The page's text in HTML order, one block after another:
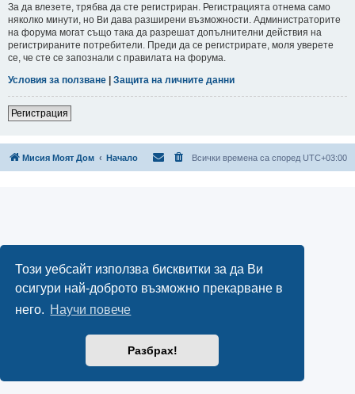
Този уебсайт използва бисквитки за да Ви
осигури най-доброто възможно прекарване в
него. Научи повече
Разбрах!
За да влезете, трябва да сте регистриран. Регистрацията отнема само
няколко минути, но Ви дава разширени възможности. Администраторите
на форума могат също така да разрешат допълнителни действия на
регистрираните потребители. Преди да се регистрирате, моля уверете
се, че сте се запознали с правилата на форума.
Условия за ползване | Защита на личните данни
Регистрация
Мисия Моят Дом Начало Всички времена са според UTC+03:00